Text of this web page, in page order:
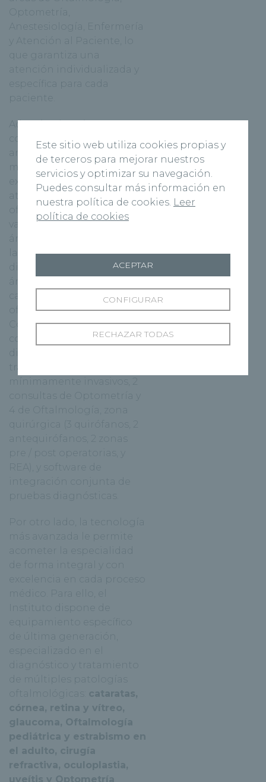
Optometría,
Anestesiología, Enfermería
y Atención al Paciente, lo
que garantiza una
atención individualizada y
específica para cada
paciente.
Además, el Instituto cuenta
con unas instalaciones
amplias, cómodas y
modernas, dedicadas
exclusivamente a la
atención médica
oftalmológica más
vanguardista, tanto en el
área de consultas como en
la quirúrgica. Esta
diferenciación de las dos
áreas le permite llevar a
cabo una asistencia
oftalmológica integral.
Concretamente, cuenta
con zona de pruebas
tratamientos
mínimamente invasivos, 2
consultas de Optometría y
4 de Oftalmología, zona
quirúrgica (3 quirófanos, 2
antequirófanos, 2 zonas
pre / post operatorias, y
REA), y software de
integración conjunta de
pruebas diagnósticas.
Por otro lado, la tecnología
más avanzada le permite
acometer la especialidad
de forma integral y con
excelencia en cada proceso
médico. Para ello, el
Instituto dispone de
equipamiento específico
de última generación,
especializado en el
diagnóstico y tratamiento
de múltiples patologías
oftalmológicas:
cataratas,
córnea, retina y vítreo,
glaucoma, Oftalmología
pediátrica y estrabismo en
el adulto, cirugía
refractiva, oculoplastia,
uveítis y Optometría
Este sitio web utiliza cookies propias y
de terceros para mejorar nuestros
servicios y optimizar su navegación.
Puedes consultar más información en
nuestra política de cookies. Leer
política de cookies
RECHAZAR TODAS
CONFIGURAR
ACEPTAR